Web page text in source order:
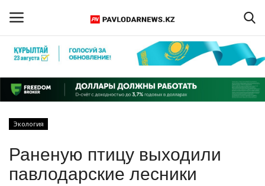
Регистрация
Главная
ПАВЛОДАРСКАЯ ОБЛАСТЬ
Экология
Раненую птицу выходили
павлодарские лесники